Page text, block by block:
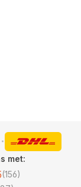
met:
(156)